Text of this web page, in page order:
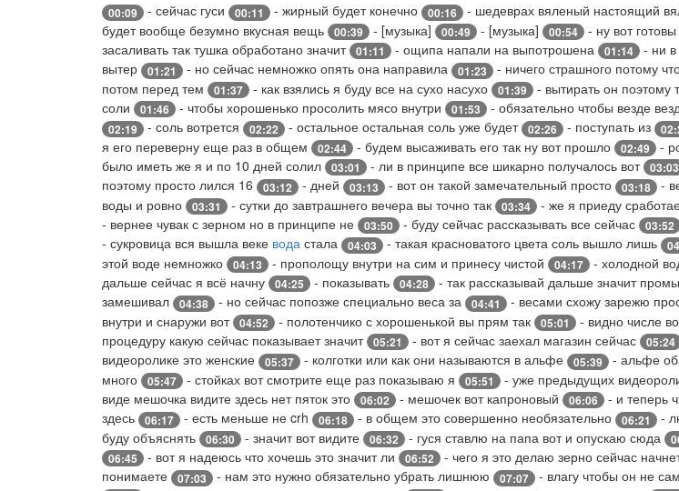
00:09 - сейчас гуси 00:11 - жирный будет конечно 00:16 - шедеврах вяленый настоящий
будет вообще безумно вкусная вещь
00:39 - [музыка] 00:49 - [музыка] 00:54 - ну вот
засаливать так тушка обработано значит 01:11 - ощипа напали на выпотрошена 01:14 - ни
вытер
01:21 - но сейчас немножко опять она направила 01:23 - ничего страшного потому
потом перед тем
01:37 - как взялись я буду все на сухо насухо 01:39 - вытирать он поэтому
соли
01:46 - чтобы хорошенько просолить мясо внутри 01:53 - обязательно чтобы везде
02:19 - соль вотрется 02:22 - остальное остальная соль уже будет 02:26 - поступать из
я его переверну еще раз в общем
02:44 - будем высаживать его так ну вот прошло 02:49 -
было иметь же я и по 10 дней солил
03:01 - ли в принципе все шикарно получалось вот 03:03
поэтому просто лился 16
03:12 - дней 03:13 - вот он такой замечательный просто 03:18 -
воды и ровно
03:31 - сутки до завтрашнего вечера вы точно так 03:34 - же я приеду
- вернее чувак с зерном но в принципе не 03:50 - буду сейчас рассказывать все сейчас 03:52
- сукровица вся вышла веке вода стала 04:03 - такая красноватого цвета соль вышло лишь
этой воде немножко
04:13 - прополощу внутри на сим и принесу чистой 04:17 - холодной
дальше сейчас я всё начну
04:25 - показывать 04:28 - так рассказывай дальше значит
замешивал
04:38 - но сейчас попозже специально веса за 04:41 - весами схожу зарежю
внутри и снаружи вот 04:52 - полотенчико с хорошенькой вы прям так 05:01 - видно числе
процедуру какую сейчас показывает значит 05:21 - вот я сейчас заехал магазин сейчас 05:24
видеоролике это женские
05:37 - колготки или как они называются в альфе 05:39 - альфе
много
05:47 - стойках вот смотрите еще раз показываю я 05:51 - уже предыдущих
виде мешочка видите здесь нет пяток это
06:02 - мешочек вот капроновый 06:06 - и теперь
здесь
06:17 - есть меньше не crh 06:18 - в общем это совершенно необязательно 06:21 -
буду объяснять
06:30 - значит вот видите 06:32 - гуся ставлю на папа вот и опускаю сюда
06:45 - вот я надеюсь что хочешь это значит ли 06:52 - чего я это делаю зерно сейчас
понимаете
07:03 - нам это нужно обязательно убрать лишнюю 07:07 - влагу чтобы он не